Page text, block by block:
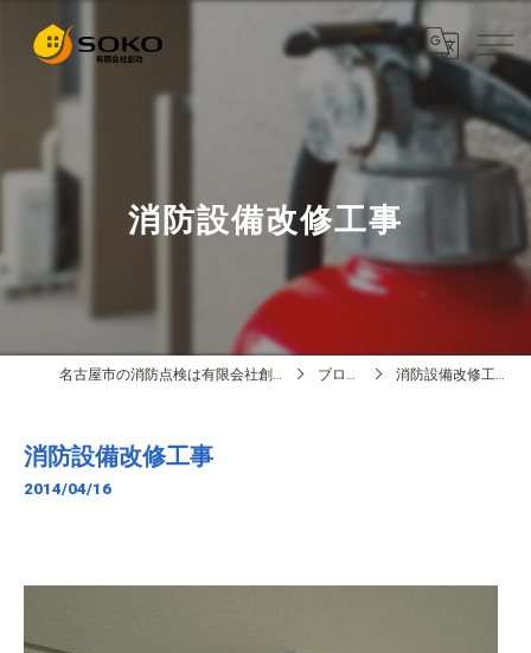
消防設備改修工事
名古屋市の消防点検は有限会社創功 ブログ 消防設備改修工事
消防設備改修工事
2014/04/16